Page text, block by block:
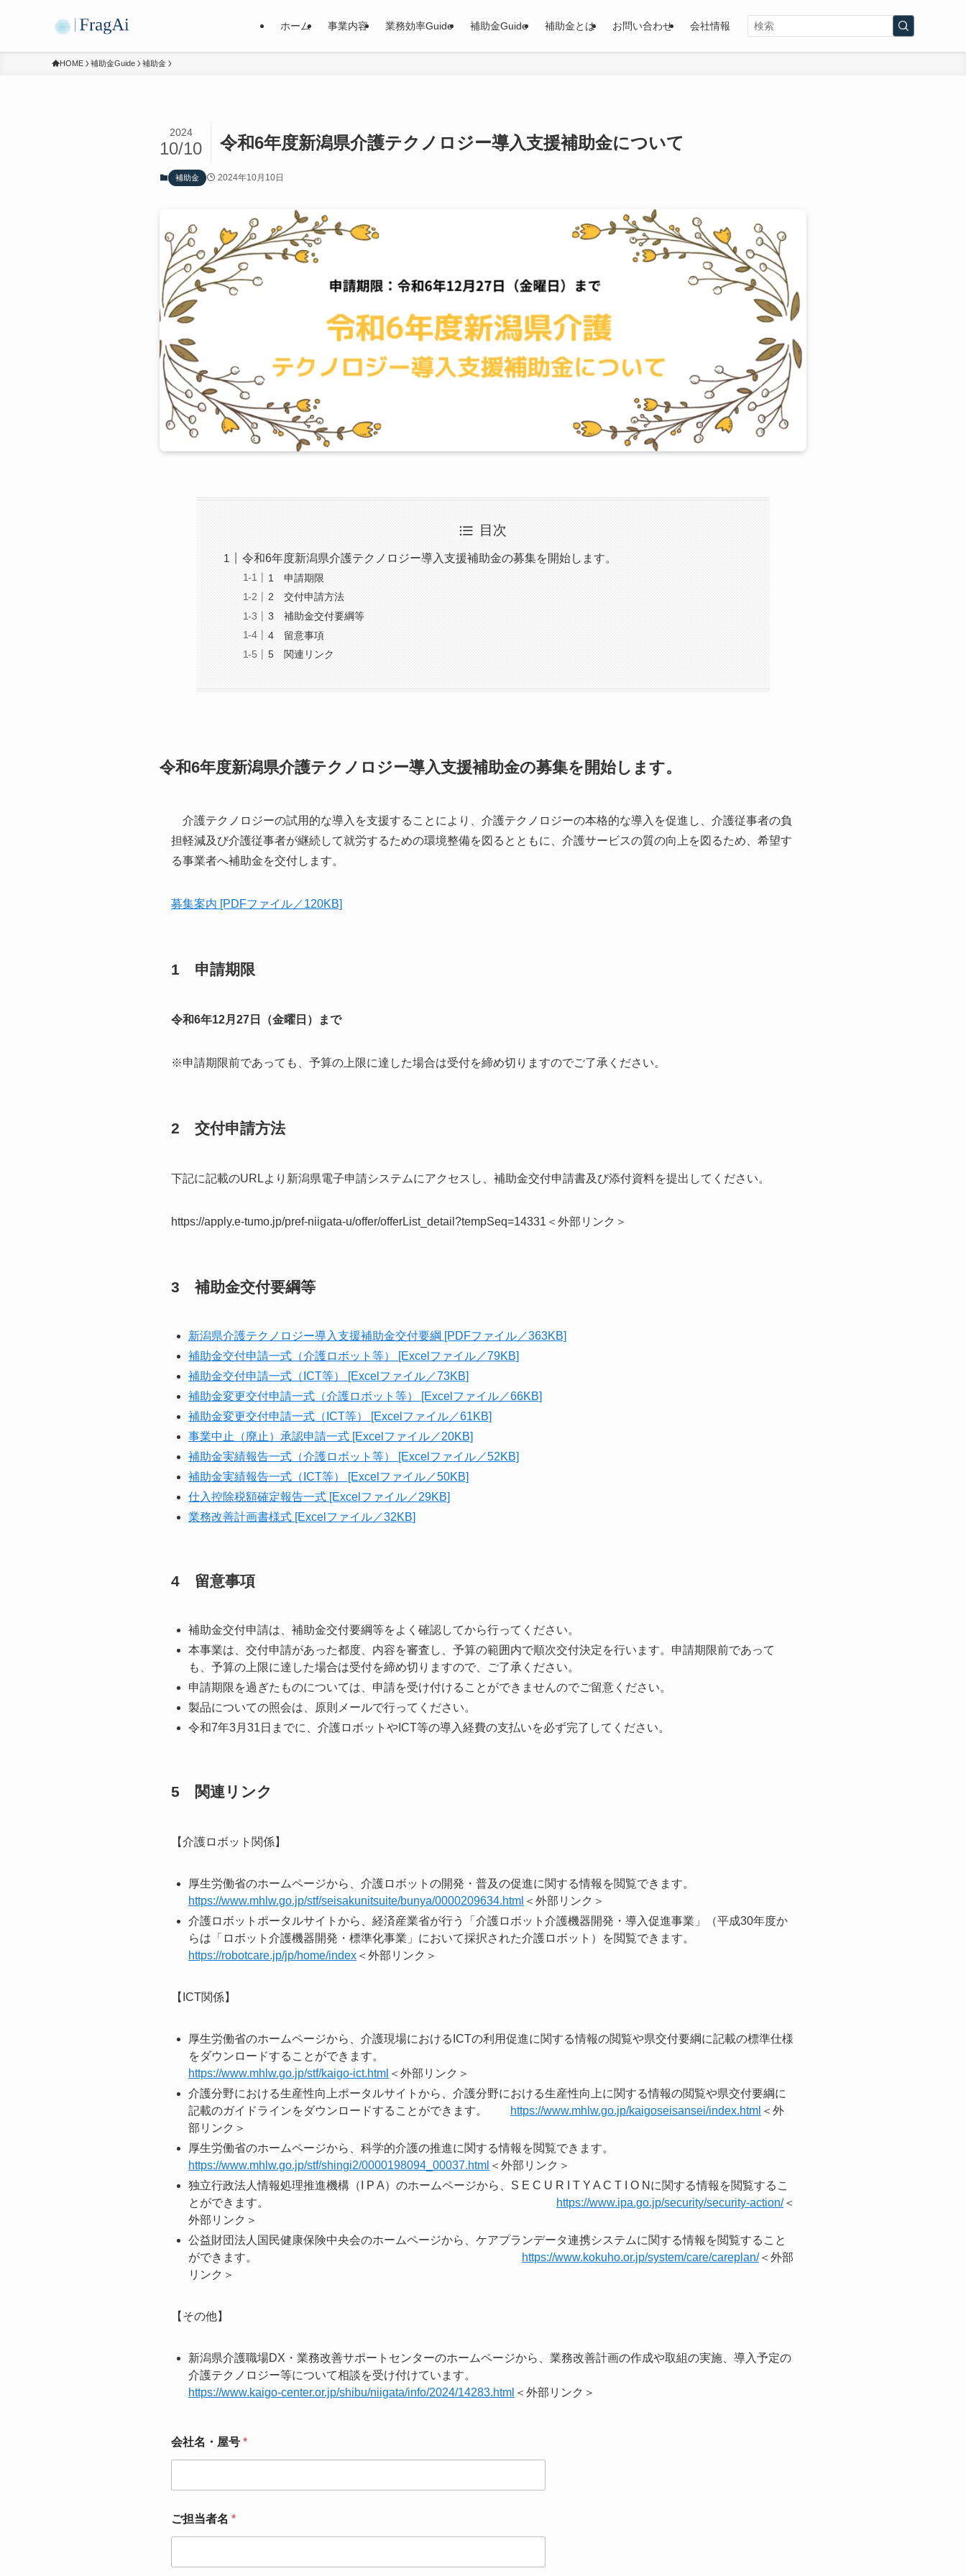
ホーム 事業内容 業務効率Guide 補助金Guide 補助金とは お問い合わせ 会社情報
HOME 補助金Guide 補助金
令和6年度新潟県介護テクノロジー導入支援補助金について
2024
10/10
補助金 2024年10月10日
目次
令和6年度新潟県介護テクノロジー導入支援補助金の募集を開始します。
1 申請期限
2 交付申請方法
3 補助金交付要綱等
4 留意事項
5 関連リンク
令和6年度新潟県介護テクノロジー導入支援補助金の募集を開始します。
介護テクノロジーの試用的な導入を支援することにより、介護テクノロジーの本格的な導入を促進し、介護従事者の負
担軽減及び介護従事者が継続して就労するための環境整備を図るとともに、介護サービスの質の向上を図るため、希望す
る事業者へ補助金を交付します。
募集案内 [PDFファイル／120KB]
1 申請期限
令和6年12月27日（金曜日）まで
※申請期限前であっても、予算の上限に達した場合は受付を締め切りますのでご了承ください。
2 交付申請方法
下記に記載のURLより新潟県電子申請システムにアクセスし、補助金交付申請書及び添付資料を提出してください。
https://apply.e-tumo.jp/pref-niigata-u/offer/offerList_detail?tempSeq=14331＜外部リンク＞
3 補助金交付要綱等
新潟県介護テクノロジー導入支援補助金交付要綱 [PDFファイル／363KB]
補助金交付申請一式（介護ロボット等） [Excelファイル／79KB]
補助金交付申請一式（ICT等） [Excelファイル／73KB]
補助金変更交付申請一式（介護ロボット等） [Excelファイル／66KB]
補助金変更交付申請一式（ICT等） [Excelファイル／61KB]
事業中止（廃止）承認申請一式 [Excelファイル／20KB]
補助金実績報告一式（介護ロボット等） [Excelファイル／52KB]
補助金実績報告一式（ICT等） [Excelファイル／50KB]
仕入控除税額確定報告一式 [Excelファイル／29KB]
業務改善計画書様式 [Excelファイル／32KB]
4 留意事項
補助金交付申請は、補助金交付要綱等をよく確認してから行ってください。
本事業は、交付申請があった都度、内容を審査し、予算の範囲内で順次交付決定を行います。申請期限前であって
も、予算の上限に達した場合は受付を締め切りますので、ご了承ください。
申請期限を過ぎたものについては、申請を受け付けることができませんのでご留意ください。
製品についての照会は、原則メールで行ってください。
令和7年3月31日までに、介護ロボットやICT等の導入経費の支払いを必ず完了してください。
5 関連リンク
【介護ロボット関係】
厚生労働省のホームページから、介護ロボットの開発・普及の促進に関する情報を閲覧できます。
https://www.mhlw.go.jp/stf/seisakunitsuite/bunya/0000209634.html ＜外部リンク＞
介護ロボットポータルサイトから、経済産業省が行う「介護ロボット介護機器開発・導入促進事業」（平成30年度か
らは「ロボット介護機器開発・標準化事業」において採択された介護ロボット）を閲覧できます。
https://robotcare.jp/jp/home/index ＜外部リンク＞
【ICT関係】
厚生労働省のホームページから、介護現場におけるICTの利用促進に関する情報の閲覧や県交付要綱に記載の標準仕様
をダウンロードすることができます。
https://www.mhlw.go.jp/stf/kaigo-ict.html ＜外部リンク＞
介護分野における生産性向上ポータルサイトから、介護分野における生産性向上に関する情報の閲覧や県交付要綱に
記載のガイドラインをダウンロードすることができます。
https://www.mhlw.go.jp/kaigoseisansei/index.html ＜外
部リンク＞
厚生労働省のホームページから、科学的介護の推進に関する情報を閲覧できます。
https://www.mhlw.go.jp/stf/shingi2/0000198094_00037.html ＜外部リンク＞
独立行政法人情報処理推進機構（I P A）のホームページから、S E C U R I T Y A C T I O Nに関する情報を閲覧するこ
とができます。
https://www.ipa.go.jp/security/security-action/＜
外部リンク＞
公益財団法人国民健康保険中央会のホームページから、ケアプランデータ連携システムに関する情報を閲覧すること
ができます。
https://www.kokuho.or.jp/system/care/careplan/＜外部
リンク＞
【その他】
新潟県介護職場DX・業務改善サポートセンターのホームページから、業務改善計画の作成や取組の実施、導入予定の
介護テクノロジー等について相談を受け付けています。
https://www.kaigo-center.or.jp/shibu/niigata/info/2024/14283.html ＜外部リンク＞
会社名・屋号 *
ご担当者名 *